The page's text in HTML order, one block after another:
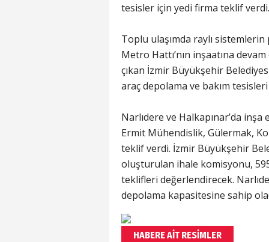
tesisler için yedi firma teklif verdi.
Toplu ulaşımda raylı
Metro Hattı’nın inşaatına
çıkan İzmir Büyükşehir
araç depolama ve bakım
Narlıdere ve Halkapınar’da
Ermit Mühendislik, Gülermak,
teklif verdi. İzmir Büyükşehir
oluşturulan ihale komisyonu,
teklifleri değerlendirecek.
depolama kapasitesine sahip
HABERE AİT RESİMLER